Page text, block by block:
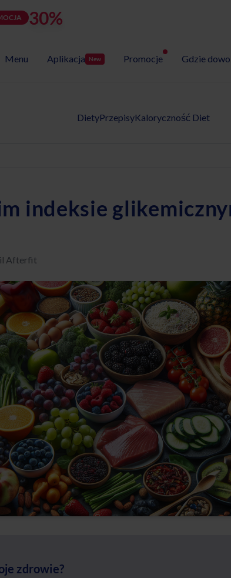
30%
Wybór Menu Gotowe
Menu Aplikacja New Promocje Gdzie
DietyPrzepisyKaloryczność Diet
indeksie
Afterfit
zdrowie?